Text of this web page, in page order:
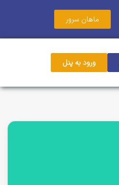
ماهان سرور
ورود به پنل